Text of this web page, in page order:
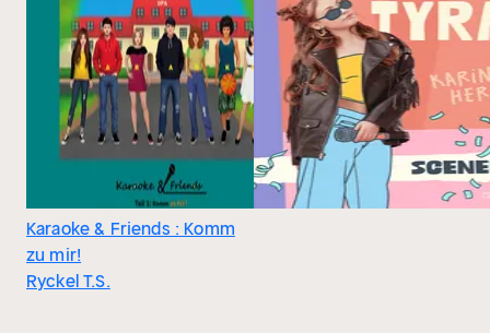
Karaoke & Friends : Komm
zu mir!
Ryckel T.S.